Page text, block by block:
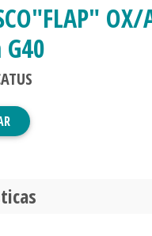
OX/